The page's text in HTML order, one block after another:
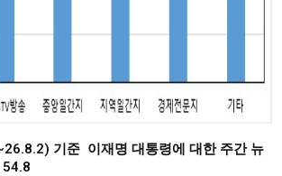
기준 이재명 대통령에 대한 주간 뉴
54.8